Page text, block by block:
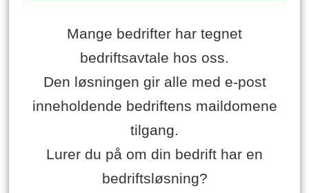
Mange bedrifter har tegnet
bedriftsavtale hos oss.
Den løsningen gir alle med e-post
inneholdende bedriftens maildomene
tilgang.
Lurer du på om din bedrift har en
bedriftsløsning?